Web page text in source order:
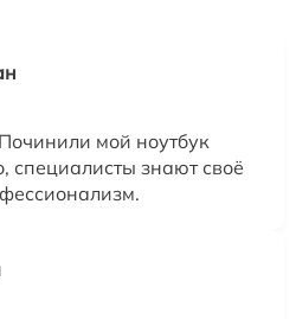
мой ноутбук
специалисты знают своё